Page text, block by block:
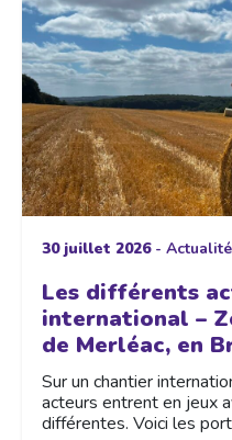
30 juillet 2026-
Les différents
international –
de Merléac, en
Sur un chantier
acteurs entrent en jeux
différentes. Voici les